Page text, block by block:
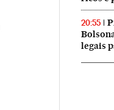
20:55
legais